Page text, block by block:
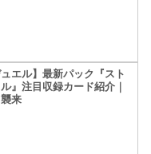
ュエル】最新パック『スト
』注目収録カード紹介｜
来